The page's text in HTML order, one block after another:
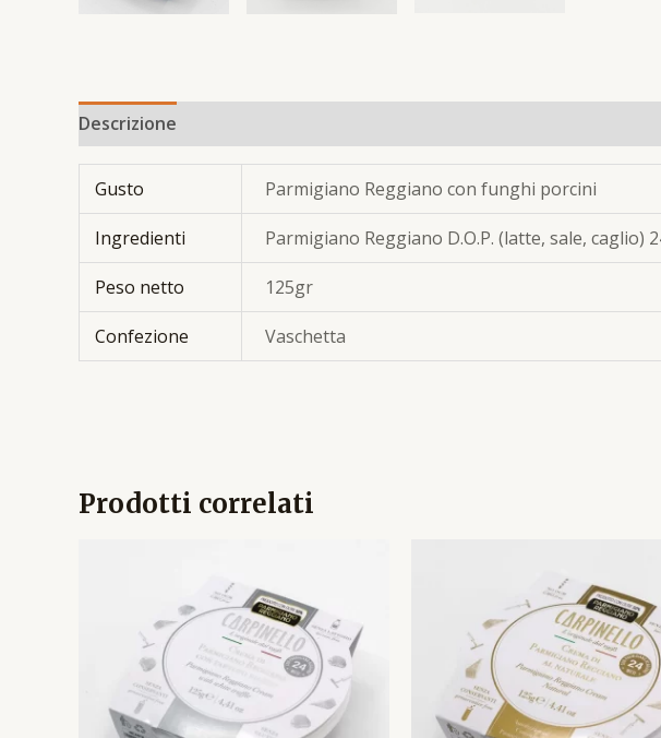
Descrizione
Gusto Parmigiano Reggiano con funghi porcini
Ingredienti Parmigiano Reggiano D.O.P. (latte, sale,
Peso netto 125gr
Confezione Vaschetta
Prodotti correlati